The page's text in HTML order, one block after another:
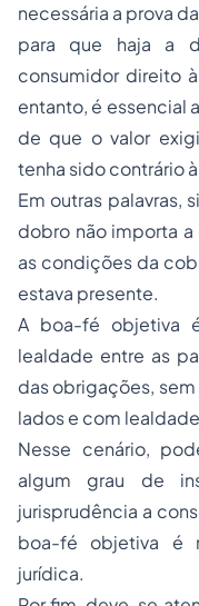
necessária a prova
para que haja a
consumidor direito
entanto, é essencial
de que o valor
tenha sido contrário
Em outras palavras,
dobro não importa
as condições da
estava presente.
A boa-fé objetiva
lealdade entre as
das obrigações,
lados e com
Nesse cenário,
algum grau de
jurisprudência a
boa-fé objetiva é
jurídica.